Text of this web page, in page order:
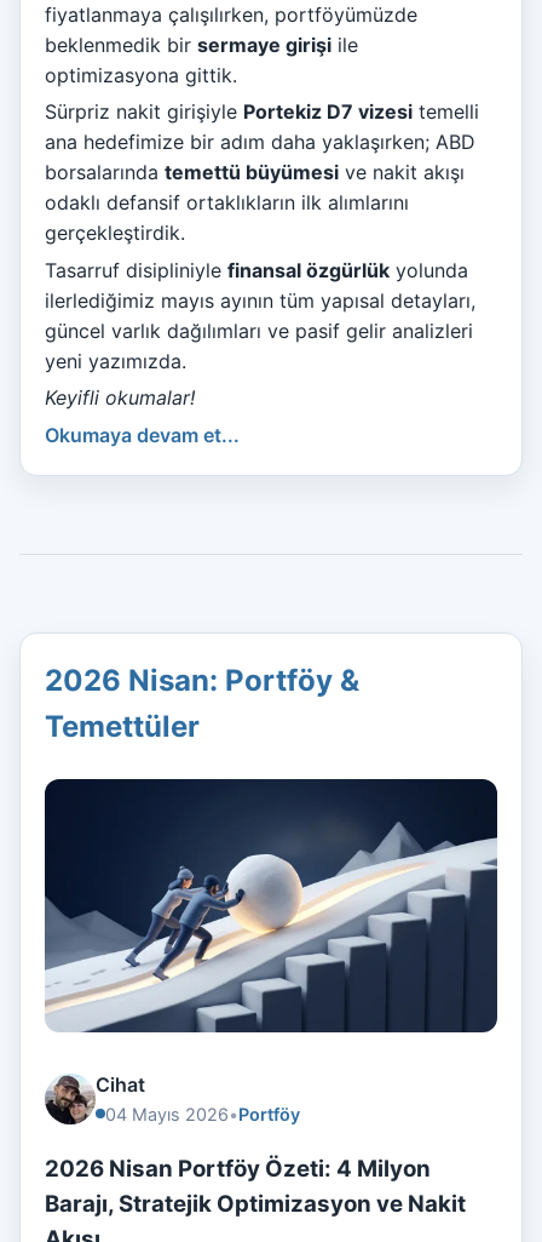
fiyatlanmaya çalışılırken, portföyümüzde
beklenmedik bir sermaye girişi ile
optimizasyona gittik.
Sürpriz nakit girişiyle Portekiz D7 vizesi temelli
ana hedefimize bir adım daha yaklaşırken; ABD
borsalarında temettü büyümesi ve nakit akışı
odaklı defansif ortaklıkların ilk alımlarını
gerçekleştirdik.
Tasarruf disipliniyle finansal özgürlük yolunda
ilerlediğimiz mayıs ayının tüm yapısal detayları,
güncel varlık dağılımları ve pasif gelir analizleri
yeni yazımızda.
Keyifli okumalar!
Okumaya devam et...
2026 Nisan: Portföy &
Temettüler
Cihat
04 Mayıs 2026•Portföy
2026 Nisan Portföy Özeti: 4 Milyon
Barajı, Stratejik Optimizasyon ve Nakit